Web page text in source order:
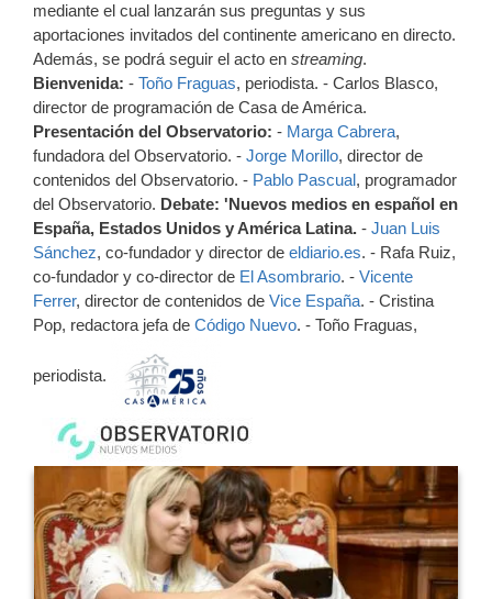
mediante el cual lanzarán sus preguntas y sus
aportaciones invitados del continente americano en directo.
Además, se podrá seguir el acto en streaming.
Bienvenida: - Toño Fraguas, periodista. - Carlos Blasco,
director de programación de Casa de América.
Presentación del Observatorio: - Marga Cabrera,
fundadora del Observatorio. - Jorge Morillo, director de
contenidos del Observatorio. - Pablo Pascual, programador
del Observatorio. Debate: 'Nuevos medios en español en
España, Estados Unidos y América Latina. - Juan Luis
Sánchez, co-fundador y director de eldiario.es. - Rafa Ruiz,
co-fundador y co-director de El Asombrario. - Vicente
Ferrer, director de contenidos de Vice España. - Cristina
Pop, redactora jefa de Código Nuevo. - Toño Fraguas,
periodista.